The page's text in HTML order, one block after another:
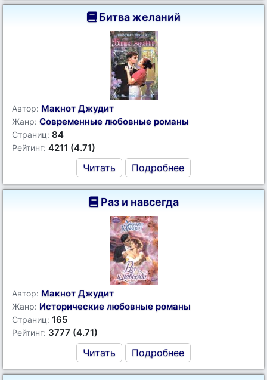
Битва желаний
Автор: Макнот Джудит
Жанр: Современные любовные романы
Страниц: 84
Рейтинг: 4211 (4.71)
Читать Подробнее
Раз и навсегда
Автор: Макнот Джудит
Жанр: Исторические любовные романы
Страниц: 165
Рейтинг: 3777 (4.71)
Читать Подробнее